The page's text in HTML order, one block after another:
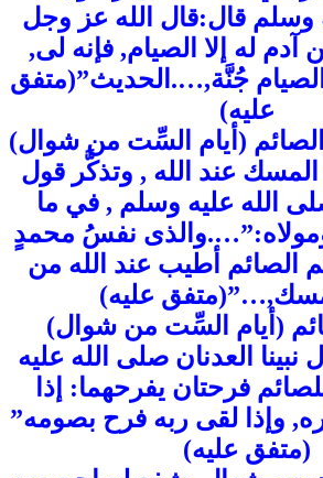
وسلم قال:قال الله عز وجل
له إلا الصيام, فإنه لى,
جُنَّة,….الحديث”(متفق
عليه)
الصائم (أيام السِّت من شوال)
عند الله , وتذكَّر قول
الله عليه وسلم , في ما
نفسُ محمدٍ
الصائم أطيب عند الله من
عليه)
للصائم (أيام السِّت من شوال)
نبينا العدنان صلى الله عليه
فرحتان يفرحهما: إذا
وإذا لقى ربه فرح بصومه”
(متفق عليه)